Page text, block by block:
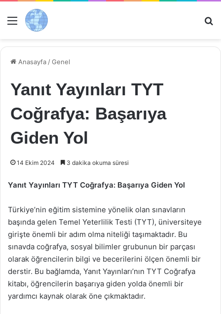
Menü
Anasayfa /Genel
Yanıt Yayınları TYT
Coğrafya: Başarıya
Giden Yol
14 Ekim 2024 3 dakika okuma süresi
Yanıt Yayınları TYT Coğrafya: Başarıya Giden Yol
Türkiye’nin eğitim sistemine yönelik olan sınavların
başında gelen Temel Yeterlilik Testi (TYT), üniversiteye
girişte önemli bir adım olma niteliği taşımaktadır. Bu
sınavda coğrafya, sosyal bilimler grubunun bir parçası
olarak öğrencilerin bilgi ve becerilerini ölçen önemli bir
derstir. Bu bağlamda, Yanıt Yayınları’nın TYT Coğrafya
kitabı, öğrencilerin başarıya giden yolda önemli bir
yardımcı kaynak olarak öne çıkmaktadır.